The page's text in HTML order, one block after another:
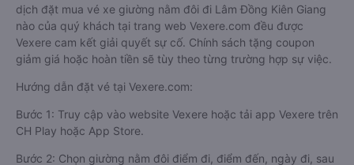
dịch đặt mua vé xe giường nằm đôi đi Lâm Đồng Kiên Giang
nào của quý khách tại trang web Vexere.com đều được
Vexere cam kết giải quyết sự cố. Chính sách tặng coupon
giảm giá hoặc hoàn tiền sẽ tùy theo từng trường hợp sự việc.
Hướng dẫn đặt vé tại Vexere.com:
Bước 1: Truy cập vào website Vexere hoặc tải app Vexere trên
CH Play hoặc App Store.
Bước 2: Chọn giường nằm đôi điểm đi, điểm đến, ngày đi, sau